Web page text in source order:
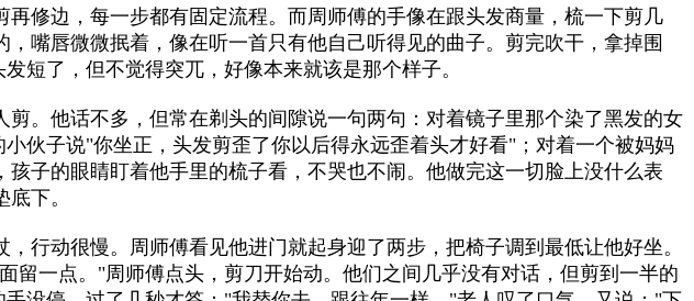
修边，每一步都有固定流程。而周师傅的手像在跟头发商量，梳一下剪几
嘴唇微微抿着，像在听一首只有他自己听得见的曲子。剪完吹干，拿掉围
短了，但不觉得突兀，好像本来就该是那个样子。
。他话不多，但常在剃头的间隙说一句两句：对着镜子里那个染了黑发的女
伙子说"你坐正，头发剪歪了你以后得永远歪着头才好看"；对着一个被妈妈
子的眼睛盯着他手里的梳子看，不哭也不闹。他做完这一切脸上没什么表
下。
行动很慢。周师傅看见他进门就起身迎了两步，把椅子调到最低让他好坐。
一点。"周师傅点头，剪刀开始动。他们之间几乎没有对话，但剪到一半的